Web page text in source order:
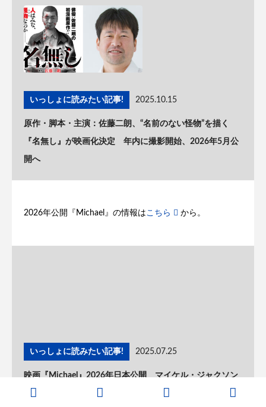
いっしょに読みたい記事! 2025.10.15
原作・脚本・主演：佐藤二朗、“名前のない怪物”を描く
『名無し』が映画化決定 年内に撮影開始、2026年5月公
開へ
2026年公開『Michael』の情報は こちら から。
いっしょに読みたい記事! 2025.07.25
映画『Michael』2026年日本公開 マイケル・ジャクソン